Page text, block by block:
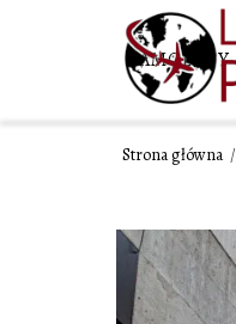
SAMOLOTY
Strona główna /